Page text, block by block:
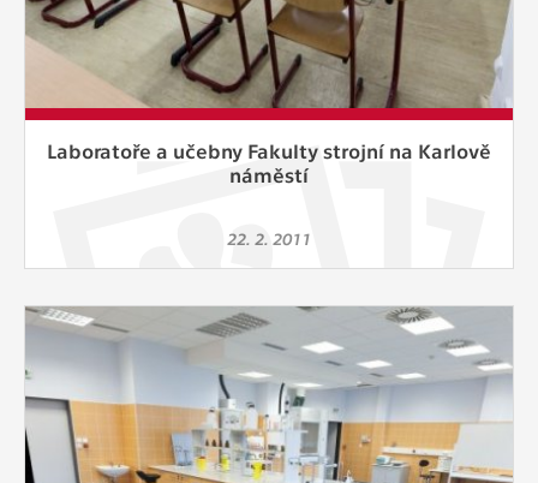
Laboratoře a učebny Fakulty strojní na Karlově
náměstí
22. 2. 2011